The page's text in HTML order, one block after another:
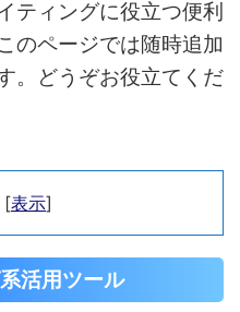
ティングに役立つ便利
のページでは随時追加
。どうぞお役立てくだ
[表示]
活用ツール